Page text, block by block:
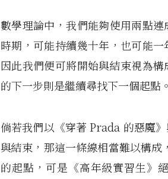
數學理論中，我們能夠使用兩點
時期，可能持續幾十年，也可能
因此我們便可將開始與結束視為
的下一步則是繼續尋找下一個起點。
倘若我們以《穿著 Prada 的惡魔
與結束，那這一條線相當難以構
的起點，可是《高年級實習生》